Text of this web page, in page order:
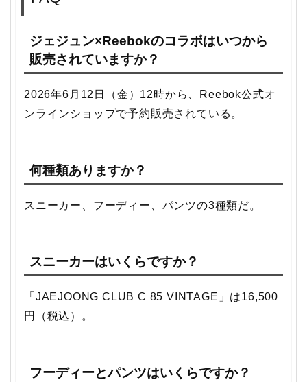
ジェジュン×Reebokのコラボはいつから
販売されていますか？
2026年6月12日（金）12時から、Reebok公式オ
ンラインショップで予約販売されている。
何種類ありますか？
スニーカー、フーディー、パンツの3種類だ。
スニーカーはいくらですか？
「JAEJOONG CLUB C 85 VINTAGE」は16,500
円（税込）。
フーディーとパンツはいくらですか？